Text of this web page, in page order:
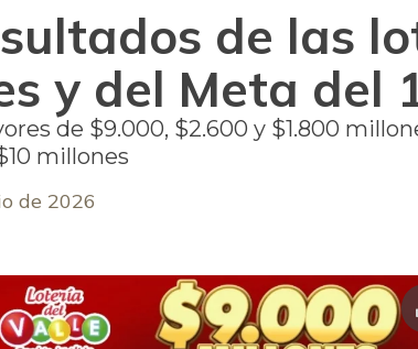
de las
y del Meta del
de $9.000, $2.600 y $1.800
millones
de 2026